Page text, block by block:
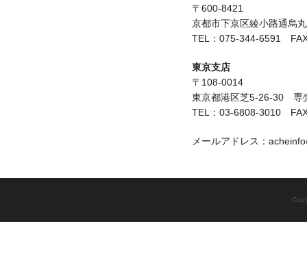
〒600-8421
京都市下京区綾小路通烏
TEL：075-344-6591
東京支店
〒108-0014
東京都港区芝5-26-30 専
TEL：03-6808-3010
メールアドレス：